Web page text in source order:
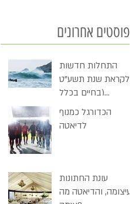
פוסטים אחרונים
התחלות חדשות
לקראת שנת תשע"ט
(בחיים בכלל
הכדורגל כמנוף
לדיאטה
עונת החתונות
בעיצומה, והדיאטה מה